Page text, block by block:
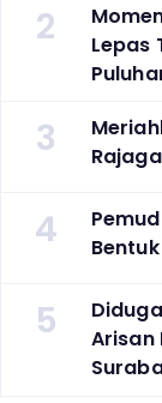
2
Lepas
3
4
5
Arisan